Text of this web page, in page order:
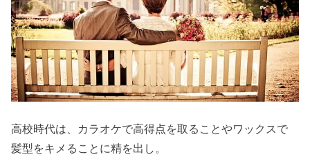
高校時代は、カラオケで高得点を取ることやワックスで
髪型をキメることに精を出し。